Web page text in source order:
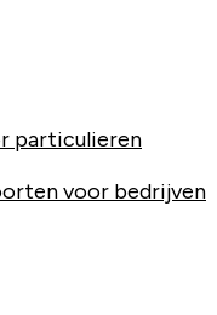
particulieren
voor bedrijven